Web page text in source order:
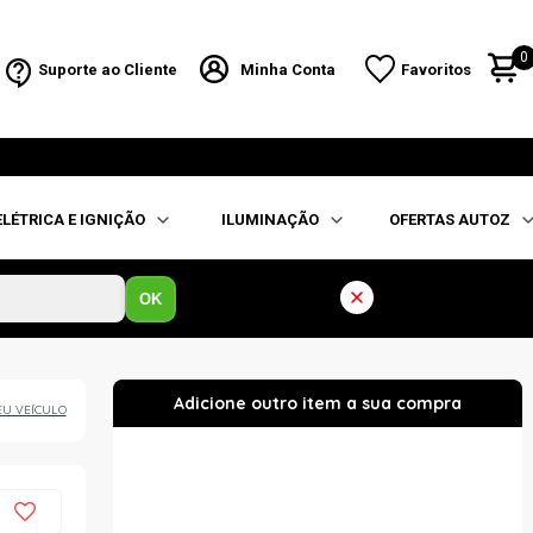
Suporte ao Cliente Minha Conta Favoritos
0
E IGNIÇÃO ILUMINAÇÃO OFERTAS AUTOZ
OK
VEÍCULO